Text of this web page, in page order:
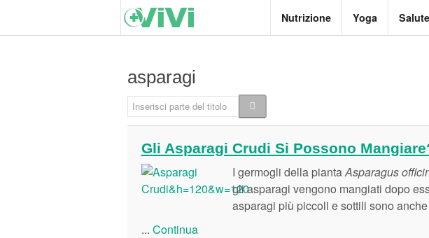
Nutrizione Yoga Salute
asparagi
Inserisci parte del titolo
Gli Asparagi Crudi Si Possono
I germogli della piantaAsparagus
gli asparagi vengono mangiati dopo
asparagi più piccoli e sottili sono
... Continua